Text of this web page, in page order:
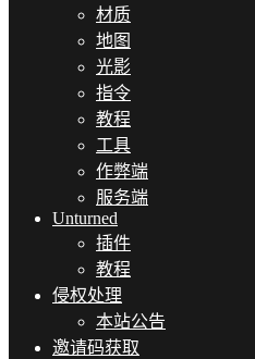
材质
地图
光影
指令
教程
工具
作弊端
服务端
Unturned
插件
教程
侵权处理
本站公告
邀请码获取